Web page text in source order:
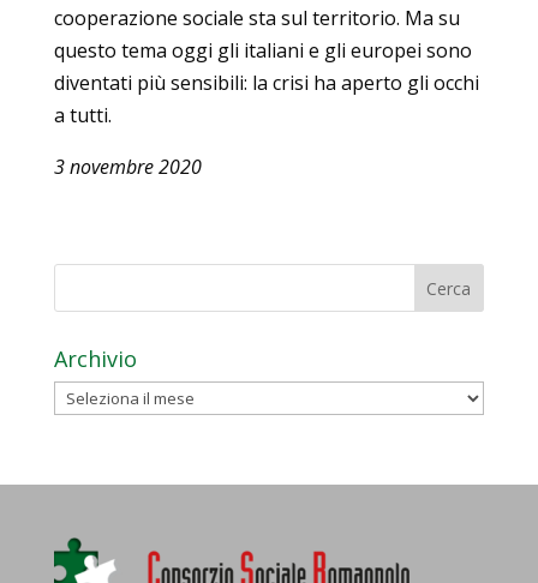
cooperazione sociale sta sul territorio. Ma su
questo tema oggi gli italiani e gli europei sono
diventati più sensibili: la crisi ha aperto gli occhi
a tutti.
3 novembre 2020
Archivio
Archivio